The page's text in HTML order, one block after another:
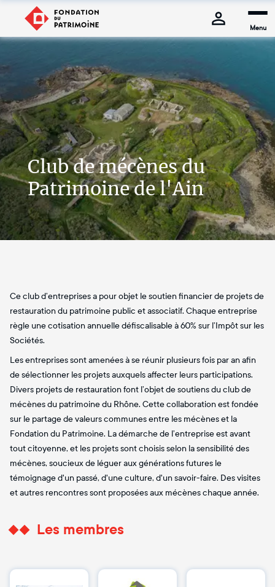
Menu
Club de mécènes du
Patrimoine de l'Ain
Ce club d’entreprises a pour objet le soutien financier de projets de
restauration du patrimoine public et associatif. Chaque entreprise
règle une cotisation annuelle défiscalisable à 60% sur l’Impôt sur les
Sociétés.
Les entreprises sont amenées à se réunir plusieurs fois par an afin
de sélectionner les projets auxquels affecter leurs participations.
Divers projets de restauration font l’objet de soutiens du club de
mécènes du patrimoine du Rhône. Cette collaboration est fondée
sur le partage de valeurs communes entre les mécènes et la
Fondation du Patrimoine. La démarche de l’entreprise est avant
tout citoyenne, et les projets sont choisis selon la sensibilité des
mécènes, soucieux de léguer aux générations futures le
témoignage d'un passé, d'une culture, d'un savoir-faire. Des visites
et autres rencontres sont proposées aux mécènes chaque année.
Les membres